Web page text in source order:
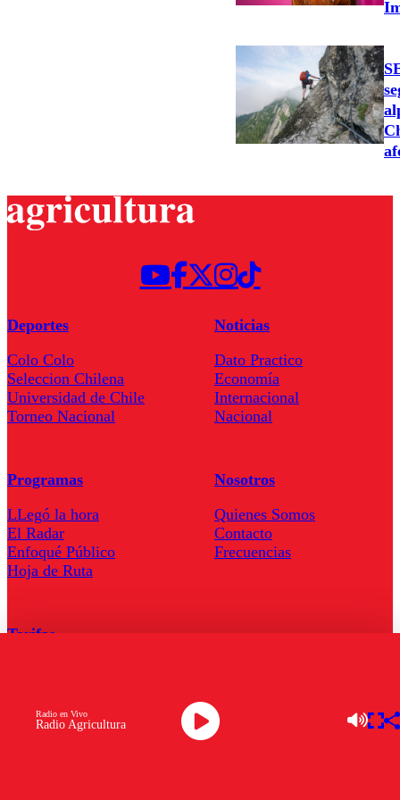
Radio Agricultura
Radio en Vivo
Deportes
Colo Colo
Seleccion Chilena
Universidad de Chile
Torneo Nacional
Noticias
Dato Practico
Economía
Internacional
Nacional
Programas
LLegó la hora
El Radar
Enfoqué Público
Hoja de Ruta
Nosotros
Quienes Somos
Contacto
Frecuencias
Tarifas